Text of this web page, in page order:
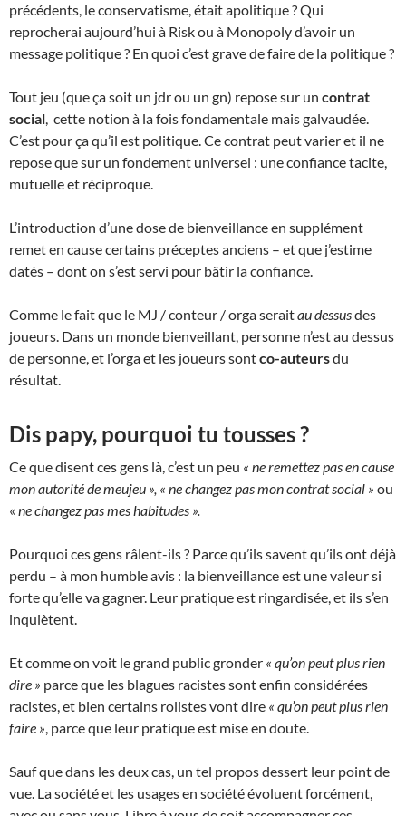
précédents, le conservatisme, était apolitique ? Qui
reprocherai aujourd’hui à Risk ou à Monopoly d’avoir un
message politique ? En quoi c’est grave de faire de la politique ?
Tout jeu (que ça soit un jdr ou un gn) repose sur un contrat
social, cette notion à la fois fondamentale mais galvaudée.
C’est pour ça qu’il est politique. Ce contrat peut varier et il ne
repose que sur un fondement universel : une confiance tacite,
mutuelle et réciproque.
L’introduction d’une dose de bienveillance en supplément
remet en cause certains préceptes anciens – et que j’estime
datés – dont on s’est servi pour bâtir la confiance.
Comme le fait que le MJ / conteur / orga seraitau dessusdes
joueurs. Dans un monde bienveillant, personne n’est au dessus
de personne, et l’orga et les joueurs sontco-auteursdu
résultat.
Dis papy, pourquoi tu tousses ?
Ce que disent ces gens là, c’est un peu « ne remettez pas en cause
mon autorité de meujeu », « ne changez pas mon contrat social » ou
« ne changez pas mes habitudes ».
Pourquoi ces gens râlent-ils ? Parce qu’ils savent qu’ils ont déjà
perdu – à mon humble avis : la bienveillance est une valeur si
forte qu’elle va gagner. Leur pratique est ringardisée, et ils s’en
inquiètent.
Et comme on voit le grand public gronder « qu’on peut plus rien
dire » parce que les blagues racistes sont enfin considérées
racistes, et bien certains rolistes vont dire « qu’on peut plus rien
faire », parce que leur pratique est mise en doute.
Sauf que dans les deux cas, un tel propos dessert leur point de
vue. La société et les usages en société évoluent forcément,